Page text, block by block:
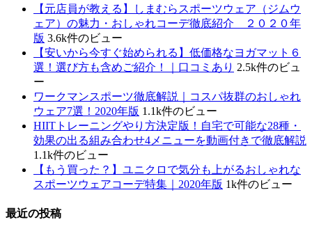
【元店員が教える︎】しまむらスポーツウェア（ジムウ
ェア）の魅力・おしゃれコーデ徹底紹介 ２０２０年
版 3.6k件のビュー
【安いから今すぐ始められる】低価格なヨガマット６
選！選び方も含めご紹介！｜口コミあり 2.5k件のビュ
ー
ワークマンスポーツ徹底解説｜コスパ抜群のおしゃれ
ウェア7選！2020年版 1.1k件のビュー
HIITトレーニングやり方決定版！自宅で可能な28種・
効果の出る組み合わせ4メニューを動画付きで徹底解説
1.1k件のビュー
【もう買った？】ユニクロで気分も上がるおしゃれな
スポーツウェアコーデ特集｜2020年版 1k件のビュー
最近の投稿